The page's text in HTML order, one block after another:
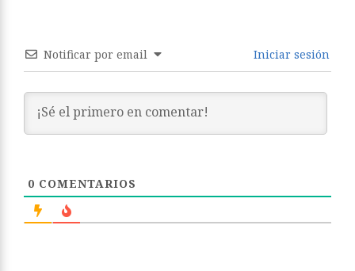
Notificar por email Iniciar sesión
0 COMENTARIOS